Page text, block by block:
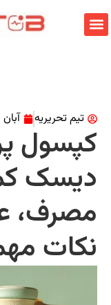
تیم تحریریه آبان 3, 1401
کمر:
مهم